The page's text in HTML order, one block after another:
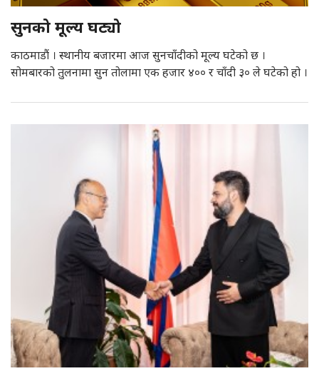
सुनको मूल्य घट्यो
काठमाडौं । स्थानीय बजारमा आज सुनचाँदीको मूल्य घटेको छ ।
सोमबारको तुलनामा सुन तोलामा एक हजार ४०० र चाँदी ३० ले घटेको हो ।